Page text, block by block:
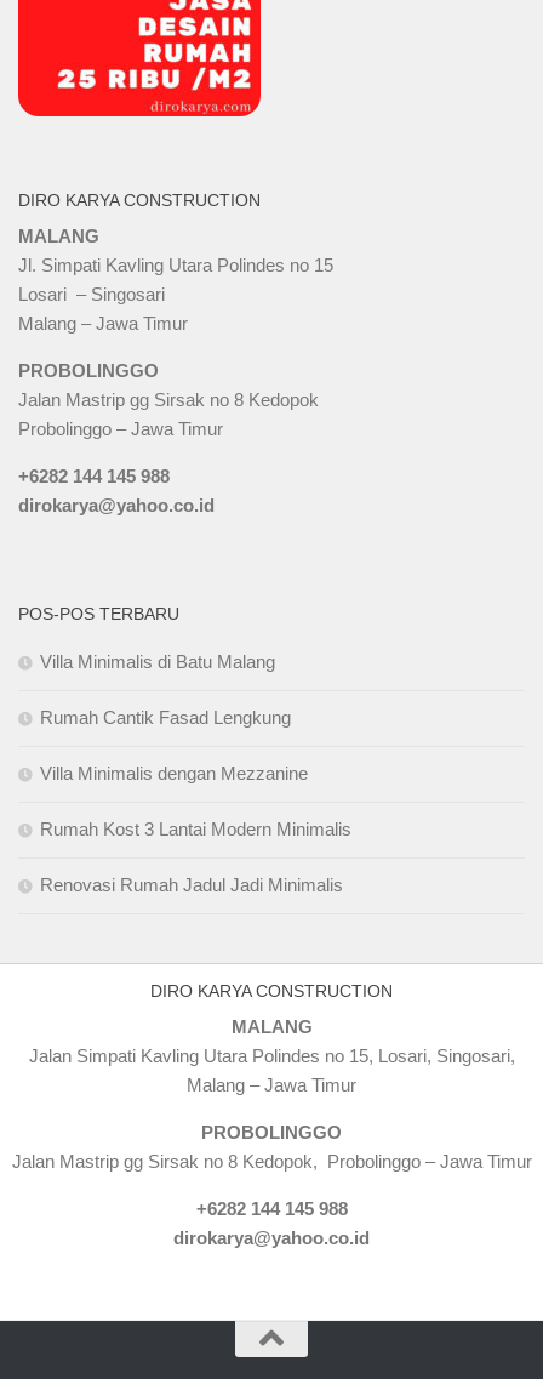
DIRO KARYA CONSTRUCTION
MALANG
Jl. Simpati Kavling Utara Polindes no 15
Losari – Singosari
Malang – Jawa Timur
PROBOLINGGO
Jalan Mastrip gg Sirsak no 8 Kedopok
Probolinggo – Jawa Timur
+6282 144 145 988
dirokarya@yahoo.co.id
POS-POS TERBARU
Villa Minimalis di Batu Malang
Rumah Cantik Fasad Lengkung
Villa Minimalis dengan Mezzanine
Rumah Kost 3 Lantai Modern Minimalis
Renovasi Rumah Jadul Jadi Minimalis
DIRO KARYA CONSTRUCTION
MALANG
Jalan Simpati Kavling Utara Polindes no 15, Losari, Singosari,
Malang – Jawa Timur
PROBOLINGGO
Jalan Mastrip gg Sirsak no 8 Kedopok, Probolinggo – Jawa Timur
+6282 144 145 988
dirokarya@yahoo.co.id